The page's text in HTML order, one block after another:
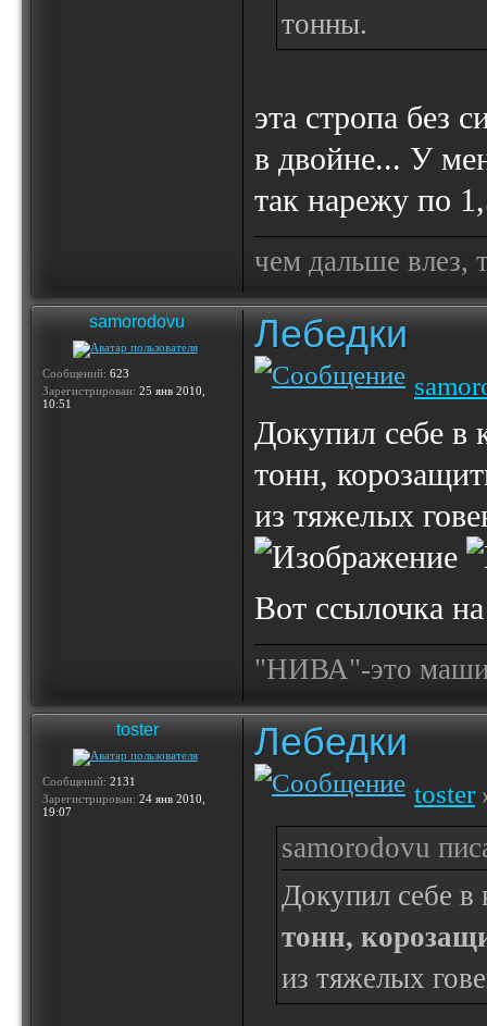
тонны.
эта стропа без
в двойне... У
так нарежу по
чем дальше влез,
samorodovu
Сообщений: 623
Зарегистрирован: 25 янв 2010,
10:51
Лебедки
Докупил себе
тонн,
из тяжелых
Вот ссылочка
"НИВА"-это
toster
Сообщений: 2131
Зарегистрирован: 24 янв 2010,
19:07
Лебедки
toster
samorodovu
Докупил себе в
тонн,
из тяжелых